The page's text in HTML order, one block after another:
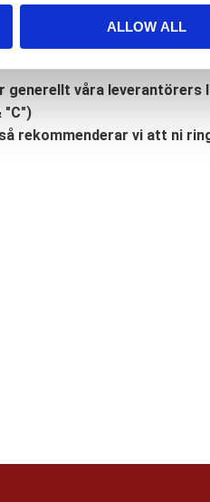
ALLOW ALL
generellt våra leverantörers
"C")
rekommenderar vi att ni